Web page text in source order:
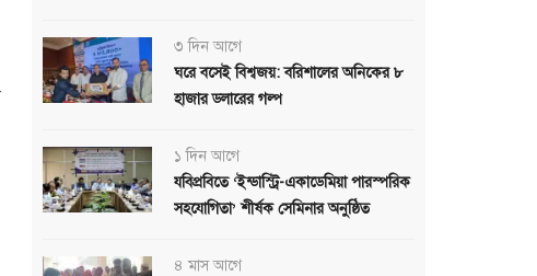
৩ দিন আগে
ঘরে বসেই বিশ্বজয়: বরিশালের অনিকের ৮
হাজার ডলারের গল্প
১ দিন আগে
যবিপ্রবিতে ‘ইন্ডাস্ট্রি-একাডেমিয়া পারস্পরিক
সহযোগিতা’ শীর্ষক সেমিনার অনুষ্ঠিত
৪ মাস আগে